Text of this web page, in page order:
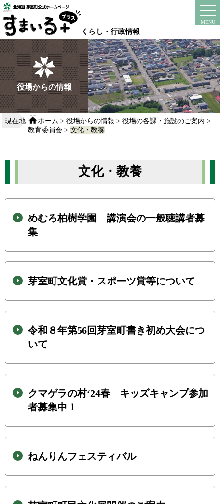
本
文
へ
移
動
る
くらし・行政情報
MENU
instagram
役場からの情報
現在地 ホーム >役場からの情報 >役場の各課・施設のご案内 >
教育委員会 >文化・教養
文化・教養
めむろ柏樹学園 講演会の一般聴講者募
集
芽室町文化賞・スポーツ賞等について
令和８年第56回芽室町書き初め大会につ
いて
クマゲラの村‘24春 キッズキャンプ参加
者募集中！
ねんりんフェスティバル